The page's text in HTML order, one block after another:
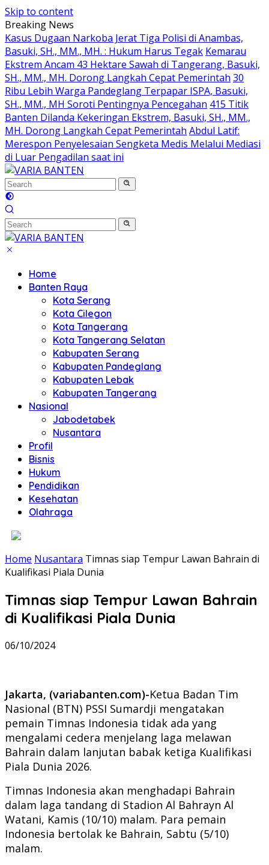
Skip to content
Breaking News
Kasus Dugaan Narkoba Jerat Tiga Polisi di Anambas,
Basuki, SH., MM., MH. : Hukum Harus Tegak Kemarau
Ekstrem Ancam 43 Hektare Sawah di Tangerang, Basuki,
SH., MM., MH. Dorong Langkah Cepat Pemerintah 30
Ribu Lebih Warga Pandeglang Terpapar ISPA, Basuki,
SH., MM., MH Soroti Pentingnya Pencegahan 415 Titik
Banten Dilanda Kekeringan Ekstrem, Basuki, SH., MM.,
MH. Dorong Langkah Cepat Pemerintah Abdul Latif:
Merespon Penyelesaian Sengketa Medis Melalui Mediasi
di Luar Pengadilan saat ini
Home
Banten Raya
Kota Serang
Kota Cilegon
Kota Tangerang
Kota Tangerang Selatan
Kabupaten Serang
Kabupaten Pandeglang
Kabupaten Lebak
Kabupaten Tangerang
Nasional
Jabodetabek
Nusantara
Profil
Bisnis
Hukum
Pendidikan
Kesehatan
Olahraga
Home Nusantara Timnas siap Tempur Lawan Bahrain di
Kualifikasi Piala Dunia
Timnas siap Tempur Lawan Bahrain
di Kualifikasi Piala Dunia
06/10/2024
Jakarta, (variabanten.com)-Ketua Badan Tim
Nasional (BTN) PSSI Sumardji mengatakan
pemain Timnas Indonesia tidak ada yang
mengalami cedera menjelang laga melawan
Bahrain dalam lanjutan babak ketiga Kualifikasi
Piala Dunia 2026.
Timnas Indonesia akan menghadapi Bahrain
dalam laga tandang di Stadion Al Bahrayn Al
Watani, Kamis (10/10) malam. Para pemain
Indonesia bertolak ke Bahrain, Sabtu (5/10)
malam.